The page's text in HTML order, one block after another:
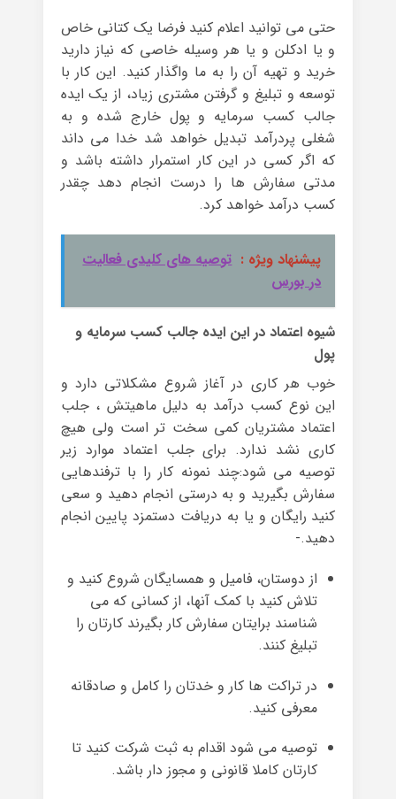
حتی می توانید اعلام کنید فرضا یک کتانی خاص
و یا ادکلن و یا هر وسیله خاصی که نیاز دارید
خرید و تهیه آن را به ما واگذار کنید. این کار با
توسعه و تبلیغ و گرفتن مشتری زیاد، از یک ایده
جالب کسب سرمایه و پول خارج شده و به
شغلی پردرآمد تبدیل خواهد شد خدا می داند
که اگر کسی در این کار استمرار داشته باشد و
مدتی سفارش ها را درست انجام دهد چقدر
کسب درآمد خواهد کرد.
پیشنهاد ویژه : توصیه های کلیدی فعالیت
در بورس
شیوه اعتماد در این ایده جالب کسب سرمایه و
پول
خوب هر کاری در آغاز شروع مشکلاتی دارد و
این نوع کسب درآمد به دلیل ماهیتش ، جلب
اعتماد مشتریان کمی سخت تر است ولی هیچ
کاری نشد ندارد. برای جلب اعتماد موارد زیر
توصیه می شود:چند نمونه کار را با ترفندهایی
سفارش بگیرید و به درستی انجام دهید و سعی
کنید رایگان و یا به دریافت دستمزد پایین انجام
دهید.-
از دوستان، فامیل و همسایگان شروع کنید و
تلاش کنید با کمک آنها، از کسانی که می
شناسند برایتان سفارش کار بگیرند کارتان را
تبلیغ کنند.
در تراکت ها کار و خدتان را کامل و صادقانه
معرفی کنید.
توصیه می شود اقدام به ثبت شرکت کنید تا
کارتان کاملا قانونی و مجوز دار باشد.